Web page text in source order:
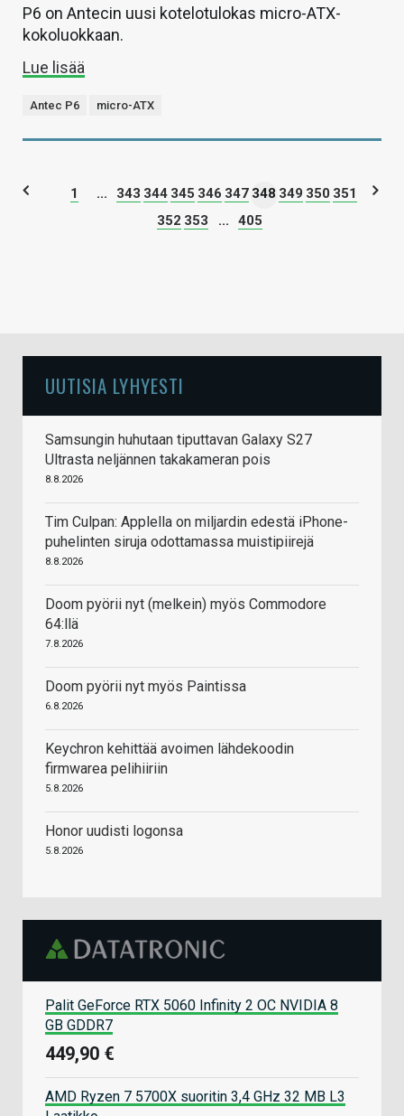
P6 on Antecin uusi kotelotulokas micro-ATX-
kokoluokkaan.
Lue lisää
Antec P6 micro-ATX
1 ... 343 344 345 346 347 348 349 350 351
352 353 ... 405
UUTISIA LYHYESTI
Samsungin huhutaan tiputtavan Galaxy S27
Ultrasta neljännen takakameran pois
8.8.2026
Tim Culpan: Applella on miljardin edestä iPhone-
puhelinten siruja odottamassa muistipiirejä
8.8.2026
Doom pyörii nyt (melkein) myös Commodore
64:llä
7.8.2026
Doom pyörii nyt myös Paintissa
6.8.2026
Keychron kehittää avoimen lähdekoodin
firmwarea pelihiiriin
5.8.2026
Honor uudisti logonsa
5.8.2026
Palit GeForce RTX 5060 Infinity 2 OC NVIDIA 8
GB GDDR7
449,90 €
AMD Ryzen 7 5700X suoritin 3,4 GHz 32 MB L3